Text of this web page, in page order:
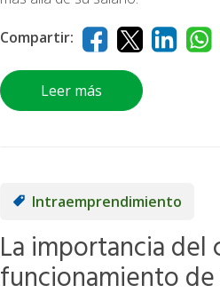
Compartir:
Leer más
Intraemprendimiento
La importancia
funcionamiento de